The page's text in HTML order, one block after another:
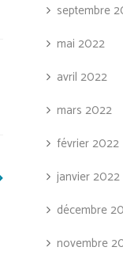
septembre
mai 2022
avril 2022
mars 2022
février 2022
janvier 2022
décembre
novembre